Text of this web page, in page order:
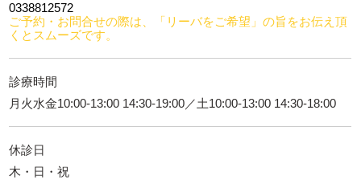
0338812572
ご予約・お問合せの際は、「リーバをご希望」の旨をお伝え頂
くとスムーズです。
診療時間
月火水金10:00-13:00 14:30-19:00／土10:00-13:00 14:30-18:00
休診日
木・日・祝